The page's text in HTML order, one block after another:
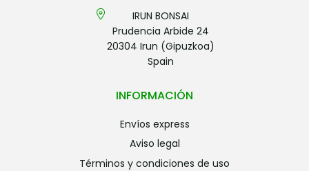
IRUN BONSAI
Prudencia Arbide 24
20304 Irun (Gipuzkoa)
Spain
INFORMACIÓN
envíos express
aviso legal
términos y condiciones de uso